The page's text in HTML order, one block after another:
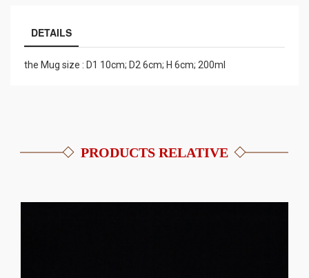
DETAILS
the Mug size : D1 10cm; D2 6cm; H 6cm; 200ml
PRODUCTS RELATIVE